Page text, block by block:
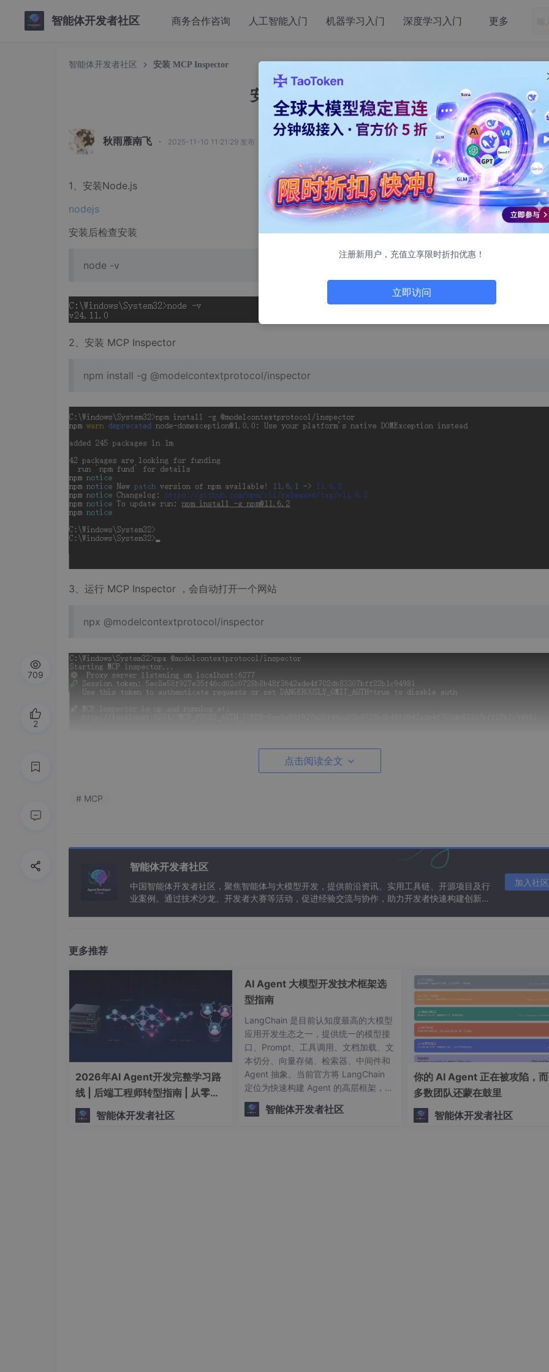
智能体开发者社区 商务合作咨询 人工智能入门 机器学习入门 深度学习入门 更多
智能体开发者社区 安装 MCP Inspector
安装 MCP Inspector
秋雨雁南飞 · 2025-11-10 11:21:29 发布
1、安装Node.js
nodejs
安装后检查安装
node -v
2、安装 MCP Inspector
npm install -g @modelcontextprotocol/inspector
3、运行 MCP Inspector ，会自动打开一个网站
npx @modelcontextprotocol/inspector
选择SSE，输入自己的URL，点击Connect
点击阅读全文
# MCP
智能体开发者社区
中国智能体开发者社区，聚焦智能体与大模型开发，提供前沿资讯、实用工具链、开源项目及行
业案例。通过技术沙龙、开发者大赛等活动，促进经验交流与协作，助力开发者快速构建创新智
加入社区
更多推荐
2026年AI Agent开发完整学习路
线 | 后端工程师转型指南 | 从零到
手搓生产级多Agent系统
智能体开发者社区
AI Agent 大模型开发技术框架选
型指南
LangChain 是目前认知度最高的大模型
应用开发生态之一，提供统一的模型接
口、Prompt、工具调用、文档加载、文
本切分、向量存储、检索器、中间件和
Agent 抽象。当前官方将 LangChain
定位为快速构建 Agent 的高层框架，并
将复杂、可控的底层编排交给 LangGra
ph。 智能体开发者社区
你的 AI Agent 正在被攻陷，
多数团队还蒙在鼓里
智能体开发者社区
709
2
注册新用户，充值立享限时折扣优惠！
立即访问